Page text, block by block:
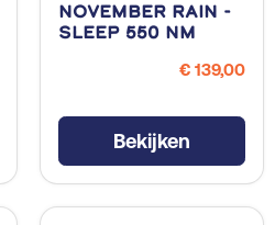
November Rain -
Sleep 550 NM
€ 139,00
Bekijken